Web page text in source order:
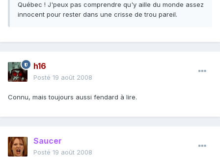
Québec ! J'peux pas comprendre qu'y aille du monde assez
innocent pour rester dans une crisse de trou pareil.
h16
Posté 19 août 2008
Connu, mais toujours aussi fendard à lire.
Saucer
Posté 19 août 2008